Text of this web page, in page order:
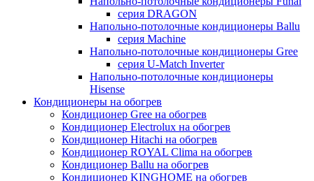
серия DRAGON
Напольно-потолочные кондиционеры Ballu
серия Machine
Напольно-потолочные кондиционеры Gree
серия U-Match Inverter
Напольно-потолочные кондиционеры
Hisense
Кондиционеры на обогрев
Кондиционер Gree на обогрев
Кондиционер Electrolux на обогрев
Кондиционер Hitachi на обогрев
Кондиционер ROYAL Clima на обогрев
Кондиционер Ballu на обогрев
Кондиционер KINGHOME на обогрев